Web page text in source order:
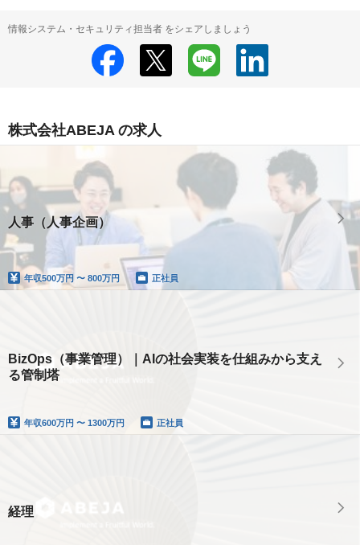
情報システム・セキュリティ担当者 をシェアしましょう
株式会社ABEJA の求人
人事（人事企画）
年収500万円 〜 800万円 正社員
BizOps（事業管理）｜AIの社会実装を仕組みから支え
る管制塔
年収600万円 〜 1300万円 正社員
経理